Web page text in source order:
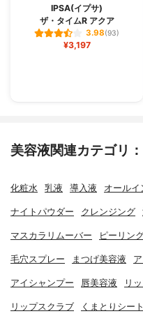
IPSA(イプサ)
ザ・タイムR アクア
3.98(93)
¥3,197
美容液関連カテゴリ
化粧水 乳液 導入液 オールイ
ナイトパウダー クレンジング
マスカラリムーバー ピーリン
毛穴スプレー まつげ美容液
アイシャンプー 唇美容液 リ
リップスクラブ くまとりシー